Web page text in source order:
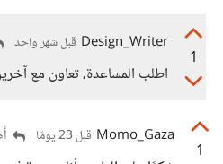
1
Design_Writer قبل شهر واحد
اطلب المساعدة، تعاون مع
1
Momo_Gaza قبل 23 يومًا